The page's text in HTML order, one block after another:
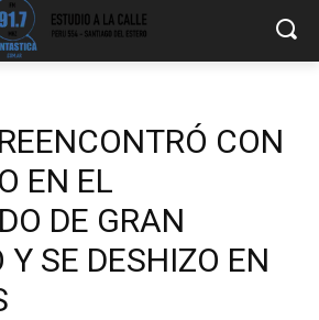
CON
EN EL
DE GRAN
SE DESHIZO EN